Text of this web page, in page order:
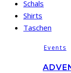
Schals
Shirts
Taschen
Events